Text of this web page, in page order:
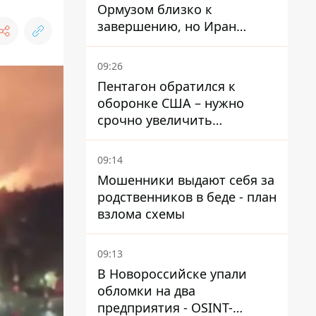
Ормузом близко к
завершению, но Иран
выдвинул новые
требования – СМИ
раскрыли подробности
09:26
Пентагон обратился к
оборонке США – нужно
срочно увеличить
производство вооружений
09:14
Мошенники выдают себя за
родственников в беде - план
взлома схемы
09:13
В Новороссийске упали
обломки на два
предприятия - OSINT-